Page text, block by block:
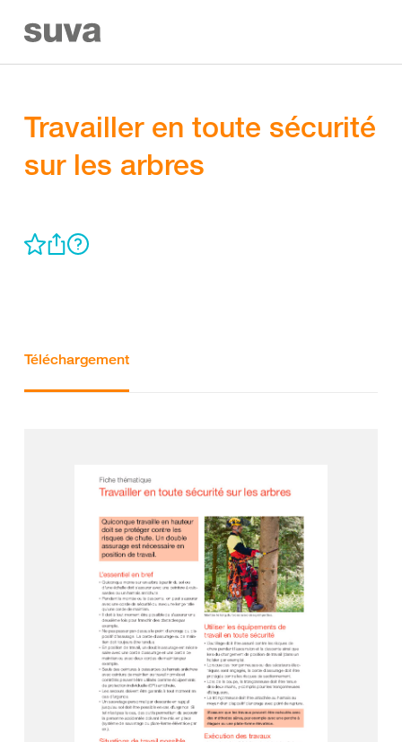
Travailler en toute sécurité
sur les arbres
Téléchargement